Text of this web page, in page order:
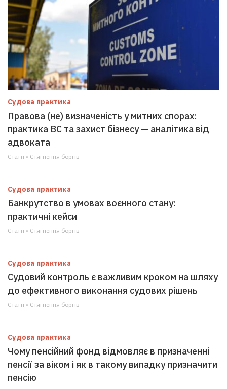
Судова практика
Правова (не) визначеність у митних спорах:
практика ВС та захист бізнесу — аналітика від
адвоката
Статті • Стягнення боргiв
Судова практика
Банкрутство в умовах воєнного стану:
практичні кейси
Статті • Стягнення боргiв
Судова практика
Судовий контроль є важливим кроком на шляху
до ефективного виконання судових рішень
Статті • Стягнення боргiв
Судова практика
Чому пенсійний фонд відмовляє в призначенні
пенсії за віком і як в такому випадку призначити
пенсію